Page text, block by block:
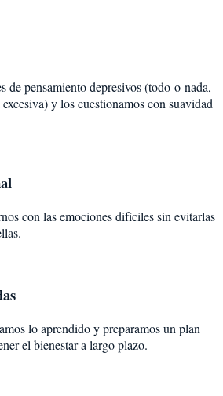
de pensamiento depresivos (todo-o-nada,
y los cuestionamos con suavidad
con las emociones difíciles sin evitarlas
lo aprendido y preparamos un plan
el bienestar a largo plazo.